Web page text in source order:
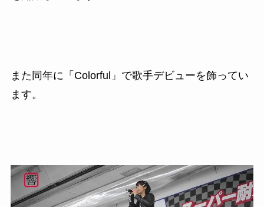
また同年に「 Colorful 」で歌手デビューを飾ってい
ます。